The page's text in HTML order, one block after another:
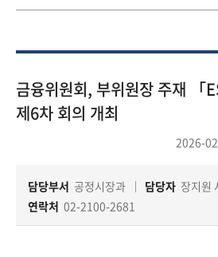
참
여
마
책
마
금융위원회, 부위원장 주재 「
제6차 회의 개최
2026-
담당부서 공정시장과 담당자 장지원
연락처 02-2100-2681